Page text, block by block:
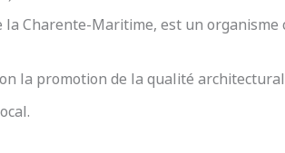
la Charente-Maritime, est un
la promotion de la qualité